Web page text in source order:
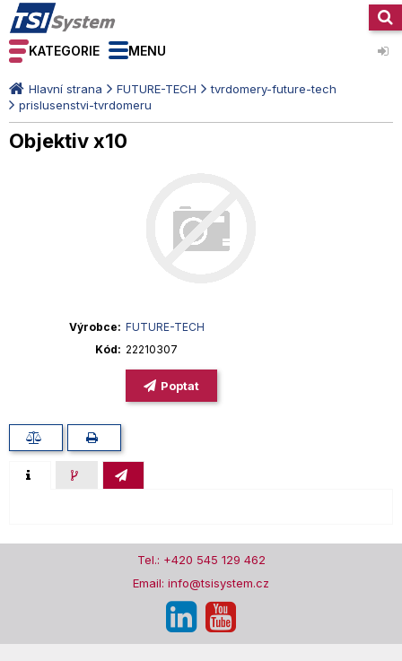
KATEGORIE MENU
Hlavní strana FUTURE-TECH
tvrdomery-future-tech
prislusenstvi-tvrdomeru
Objektiv x10
Výrobce
FUTURE-TECH
Kód
22210307
Poptat
Tel.: +420 545 129 462
Email: info@tsisystem.cz